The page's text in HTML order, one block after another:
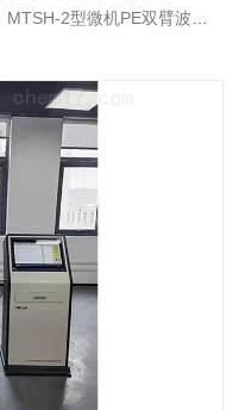
MTSH-2型微机PE双臂波纹